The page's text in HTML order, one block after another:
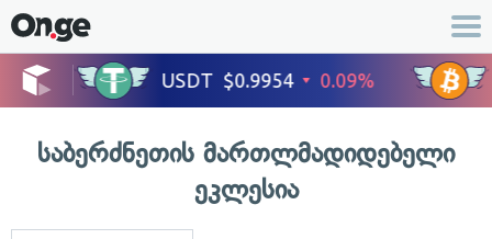
საბერძნეთის მართლმადიდებელი
ეკლესია